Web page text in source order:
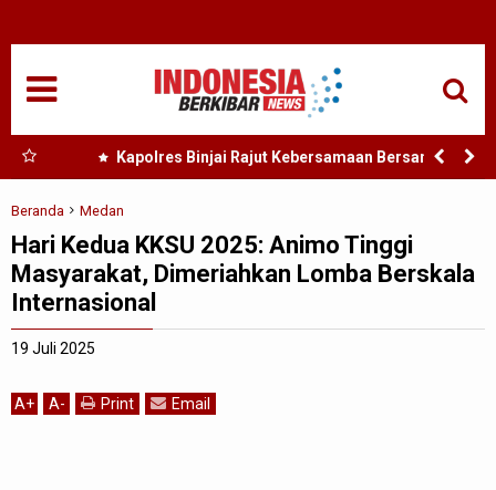
Kapolres Binjai Rajut Kebersamaan Bersama
Komunitas Ojek Online Kota Binjai
Beranda Medan
Hari Kedua KKSU 2025: Animo Tinggi
Masyarakat, Dimeriahkan Lomba Berskala
Internasional
19 Juli 2025
A+ A- Print Email
NASIONAL
SUMUT
TANJUNGBALAI
ACEH
EDUKASI
ADVETORIAL